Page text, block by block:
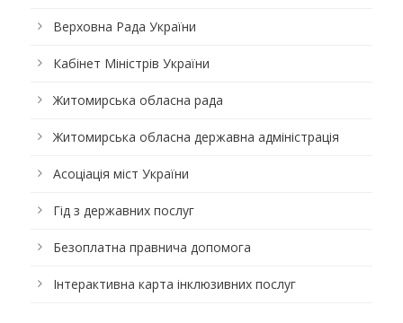
Верховна Рада України
Кабінет Міністрів України
Житомирська обласна рада
Житомирська обласна державна адміністрація
Асоціація міст України
Гід з державних послуг
Безоплатна правнича допомога
Інтерактивна карта інклюзивних послуг